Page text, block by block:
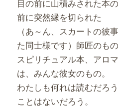
目の前に山積みされた本
前に突然縁を切られた
（あ～ん、スカートの彼
た同士様です）師匠のもの
スピリチュアル本、アロ
は、みんな彼女のもの。
わたしも何れは読むだろ
ことはないだろう。